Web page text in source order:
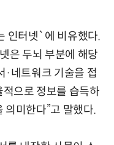
인터넷`에 비유했다.
은 두뇌 부분에 해당
·네트워크 기술을 접
으로 정보를 습득하
의미한다”고 말했다.